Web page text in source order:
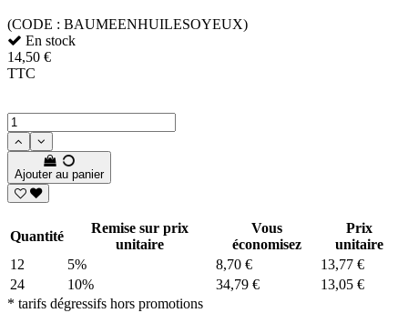
(CODE : BAUMEENHUILESOYEUX)
En stock
14,50 €
TTC
Ajouter au panier
Quantité
Remise sur prix
unitaire
Vous
économisez
Prix
unitaire
12
5% 8,70 €
13,77 €
24
10% 34,79 €
13,05 €
* tarifs dégressifs hors promotions